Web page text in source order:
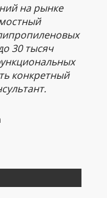
на рынке
30 тысяч
конкретный